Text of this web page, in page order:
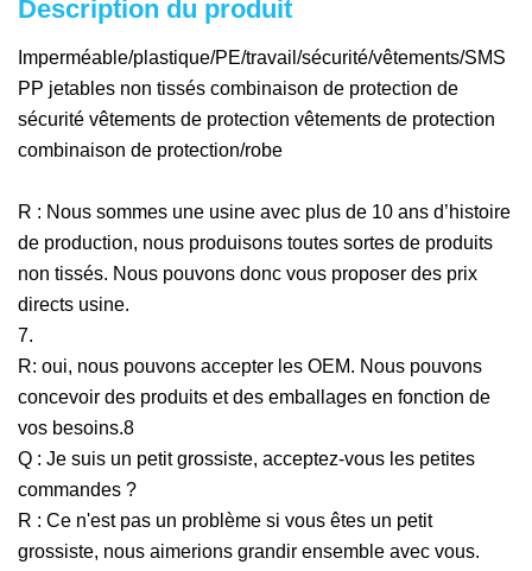
Description du produit
Imperméable/plastique/PE/travail/sécurité/vêtements/SMS
PP jetables non tissés combinaison de protection de
sécurité vêtements de protection vêtements de protection
combinaison de protection/robe
R : Nous sommes une usine avec plus de 10 ans d’histoire
de production, nous produisons toutes sortes de produits
non tissés. Nous pouvons donc vous proposer des prix
directs usine.
7.
R: oui, nous pouvons accepter les OEM. Nous pouvons
concevoir des produits et des emballages en fonction de
vos besoins.8
Q : Je suis un petit grossiste, acceptez-vous les petites
commandes ?
R : Ce n'est pas un problème si vous êtes un petit
grossiste, nous aimerions grandir ensemble avec vous.